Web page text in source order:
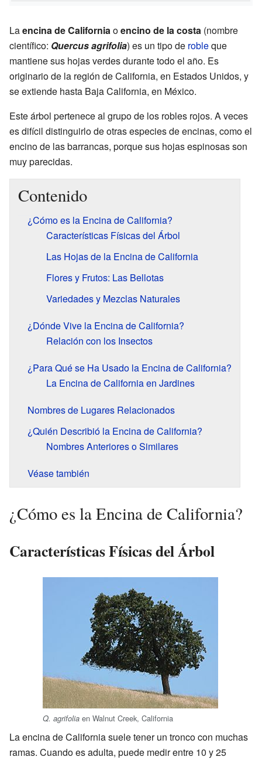
Laencina de Californiaoencino de la costa (nombre
científico: Quercus agrifolia) es un tipo de robleque
mantiene sus hojas verdes durante todo el año. Es
originario de la región de California, en Estados Unidos, y
se extiende hasta Baja California, en México.
Este árbol pertenece al grupo de los robles rojos. A veces
es difícil distinguirlo de otras especies de encinas, como el
encino de las barrancas, porque sus hojas espinosas son
muy parecidas.
Contenido
¿Cómo es la Encina de California?
Características Físicas del Árbol
Las Hojas de la Encina de California
Flores y Frutos: Las Bellotas
Variedades y Mezclas Naturales
¿Dónde Vive la Encina de California?
Relación con los Insectos
¿Para Qué se Ha Usado la Encina de California?
La Encina de California en Jardines
Nombres de Lugares Relacionados
¿Quién Describió la Encina de California?
Nombres Anteriores o Similares
Véase también
¿Cómo es la Encina de California?
Características Físicas del Árbol
Q. agrifolia en Walnut Creek, California
La encina de California suele tener un tronco con muchas
ramas. Cuando es adulta, puede medir entre 10 y 25